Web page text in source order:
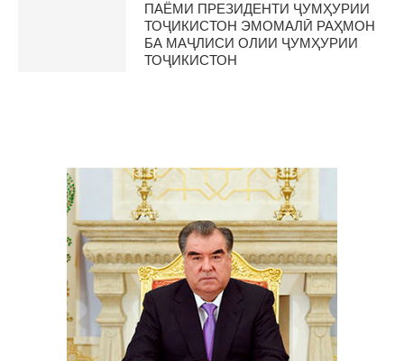
ПАЁМИ ПРЕЗИДЕНТИ ҶУМҲУРИИ
ТОҶИКИСТОН ЭМОМАЛӢ РАҲМОН
БА МАҶЛИСИ ОЛИИ ҶУМҲУРИИ
ТОҶИКИСТОН